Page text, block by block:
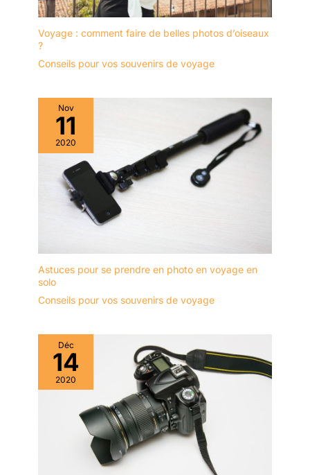
Voyage : comment faire de belles photos d’oiseaux
?
Conseils pour vos souvenirs de voyage
Nov
11
2020
Astuces pour se prendre en photo en voyage en
solo
Conseils pour vos souvenirs de voyage
Déc
14
2020